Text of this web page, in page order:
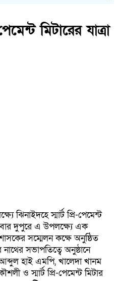
মিটারের যাত্রা
ঝিনাইদহে স্মার্ট প্রি-পেমেন্ট
দুপুরে এ উপলক্ষ্যে এক
সম্মেলন কক্ষে অনুষ্ঠিত
সভাপতিত্বে অনুষ্ঠানে
আব্দুল হাই এমপি, খালেদা খানম
ও স্মার্ট প্রি-পেমেন্ট মিটার